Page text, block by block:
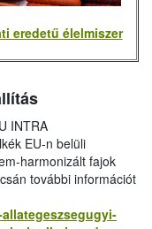
eredetű élelmiszer
INTRA
EU-n belüli
harmonizált fajok
további információt